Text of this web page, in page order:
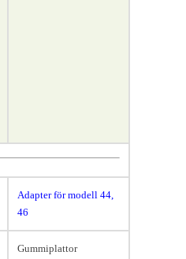
Adapter för modell 44,
46
Gummiplattor